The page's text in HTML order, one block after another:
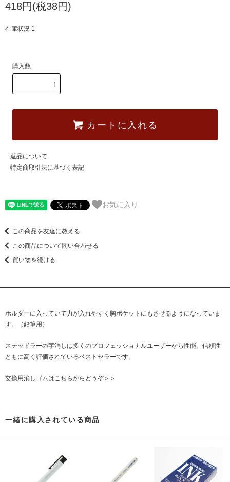
418円(税38円)
在庫状況 1
購入数
カートに入れる
返品について
特定商取引法に基づく表記
お気に入り
この商品を友達に教える
この商品について問い合わせる
買い物を続ける
ホルダーに入っていて力が入れやすく胸ポケットにもさせるようになっていま
す。（鉛筆用）
ステッドラーの字消しは多くのプロフェッショナルユーザーから性能。信頼性
ともに高く評価されているベストセラーです。
交換用消しゴムはこちらからどうぞ＞＞
一緒に購入されている商品